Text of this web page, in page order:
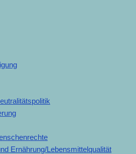
Ernährung/Lebensmittelqualität